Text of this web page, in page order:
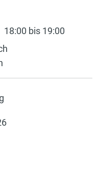
18:00 bis 19:00